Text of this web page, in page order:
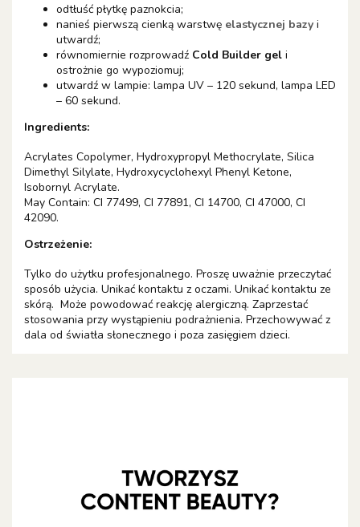
odtłuść płytkę paznokcia;
nanieś pierwszą cienką warstwę elastycznej bazy i
utwardź;
równomiernie rozprowadź Cold Builder gel i
ostrożnie go wypoziomuj;
utwardź w lampie: lampa UV – 120 sekund, lampa LED
– 60 sekund.
Ingredients:
Acrylates Copolymer, Hydroxypropyl Methocrylate, Silica
Dimethyl Silylate, Hydroxycyclohexyl Phenyl Ketone,
Isobornyl Acrylate.
May Contain: CI 77499, CI 77891, CI 14700, CI 47000, CI
42090.
Ostrzeżenie:
Tylko do użytku profesjonalnego. Proszę uważnie przeczytać
sposób użycia. Unikać kontaktu z oczami. Unikać kontaktu ze
skórą. Może powodować reakcję alergiczną. Zaprzestać
stosowania przy wystąpieniu podrażnienia. Przechowywać z
dala od światła słonecznego i poza zasięgiem dzieci.